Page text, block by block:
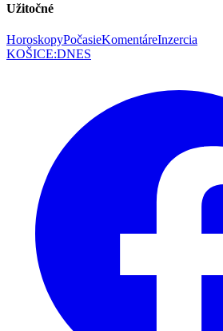
Užitočné
HoroskopyPočasieKomentáreInzercia
KOŠICE:DNES